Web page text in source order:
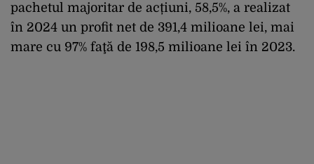
pachetul majoritar de acțiuni, 58,5%, a realizat
în 2024 un profit net de 391,4 milioane lei, mai
mare cu 97% faţă de 198,5 milioane lei în 2023.